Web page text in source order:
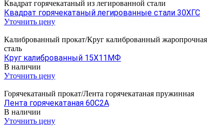
Квадрат горячекатаный из легированной стали
Квадрат горячекатаный легированные стали 30ХГС
Уточнить цену
Калиброванный прокат/Круг калиброванный жаропрочная
сталь
Круг калиброванный 15Х11МФ
В наличии
Уточнить цену
Горячекатаный прокат/Лента горячекатаная пружинная
Лента горячекатаная 60С2А
В наличии
Уточнить цену